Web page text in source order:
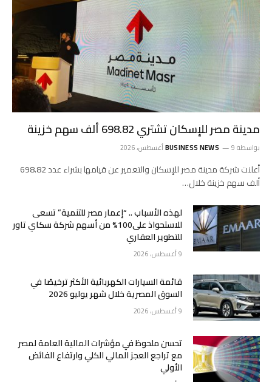
مدينة مصر للإسكان تشتري 698.82 ألف سهم خزينة
بواسطة BUSINESS NEWS 9 أغسطس، 2026
أعلنت شركة مدينة مصر للإسكان والتعمير عن قيامها بشراء عدد 698.82
ألف سهم خزينة خلال…
لهذه الأسباب .. “إعمار مصر للتنمية” تسعى
للاستحواذ على100% من أسهم شركة سكاي تاور
للتطوير العقاري
9 أغسطس، 2026
قائمة السيارات الكهربائية الأكثر ترخيصًا في
السوق المصرية خلال شهر يوليو 2026
9 أغسطس، 2026
تحسن ملحوظ في مؤشرات المالية العامة لمصر
مع تراجع العجز المالي الكلي وارتفاع الفائض
الأولي